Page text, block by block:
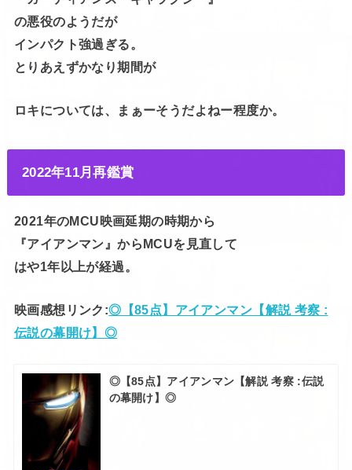
の悪役のようだが
インパクト強過ぎる。
とりあえずかなり期間が
ロキについては、まぁーそうだよねー程度か。
2022年11月再鑑賞
2021年のMCU映画延期の時期から
『アイアンマン』からMCUを見直して
はや1年以上が経過。
映画感想リンク:◎【85点】アイアンマン【解説 考察 :
伝説の幕開け】◎
◎【85点】アイアンマン【解説 考察 :伝説
の幕開け】◎